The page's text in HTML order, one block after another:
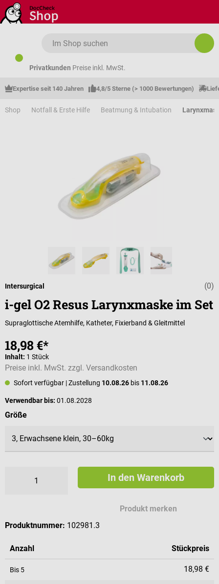
Zum Hauptinhalt springen
Privatkunden Preise inkl. MwSt.
Expertise seit 140 Jahren 4,8/5 Sterne (> 1000 Bewertungen)
Shop Notfall & Erste Hilfe Beatmung & Intubation
(0)
Intersurgical
i-gel O2 Resus Larynxmaske im Set
Supraglottische Atemhilfe, Katheter, Fixierband & Gleitmittel
18,98 €*
Inhalt: 1 Stück
Preise inkl. MwSt. zzgl. Versandkosten
Sofort verfügbar | Zustellung 10.08.26 bis 11.08.26
Verwendbar bis: 01.08.2028
Größeauswählen
In den Warenkorb
Produkt merken
Produktnummer: 102981.3
Anzahl Stückpreis
Bis 5 18,98 €